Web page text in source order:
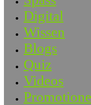
Digital
Wissen
Blogs
Quiz
Videos